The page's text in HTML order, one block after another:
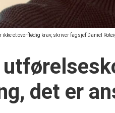
et overflødig krav, skriver fagsjef Daniel
det er